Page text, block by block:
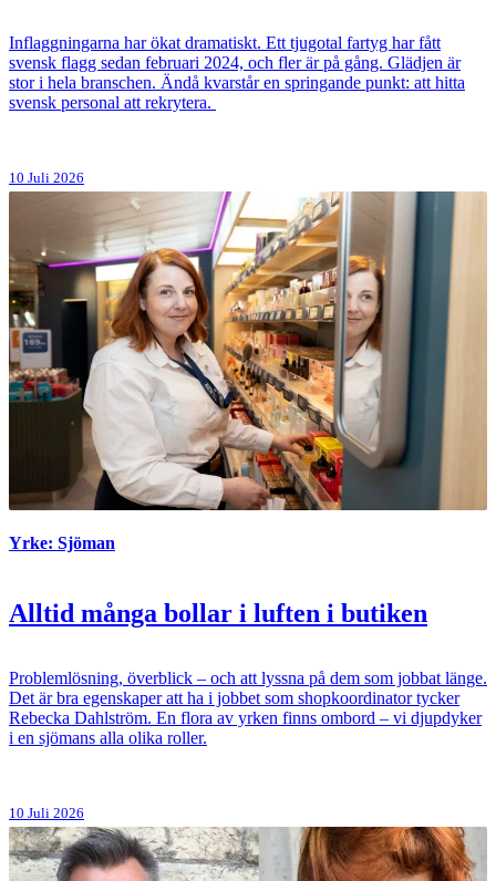
Inflaggningarna har ökat dramatiskt. Ett tjugotal fartyg har fått
svensk flagg sedan februari 2024, och fler är på gång. Glädjen är
stor i hela branschen. Ändå kvarstår en springande punkt: att hitta
svensk personal att rekrytera.
10 Juli 2026
Yrke: Sjöman
Alltid många bollar i luften i butiken
Problemlösning, överblick – och att lyssna på dem som jobbat länge.
Det är bra egenskaper att ha i jobbet som shopkoordinator tycker
Rebecka Dahlström. En flora av yrken finns ombord – vi djupdyker
i en sjömans alla olika roller.
10 Juli 2026